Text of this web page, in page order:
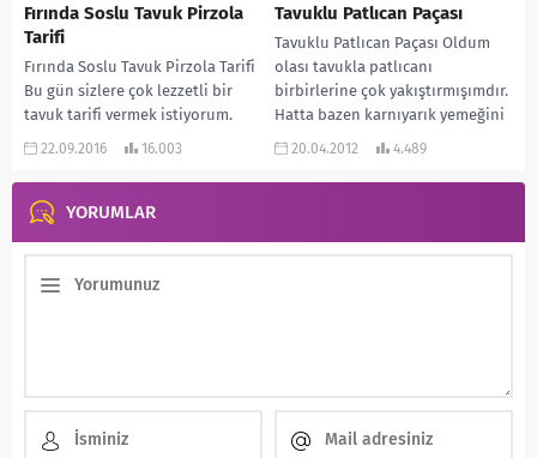
Fırında Soslu Tavuk Pirzola
Tarifi
Fırında Soslu Tavuk Pirzola Tarifi
Bu gün sizlere çok lezzetli bir
tavuk tarifi vermek istiyorum.
Sosu çok güzel oluyor. Fırında...
22.09.2016 16.003
Tavuklu Patlıcan Paçası
Tavuklu Patlıcan Paçası Oldum
olası tavukla patlıcanı
birbirlerine çok yakıştırmışımdır.
Hatta bazen karnıyarık yemeğini
bile kuşbaşı doğranmış tavuk
20.04.2012 4.489
YORUMLAR